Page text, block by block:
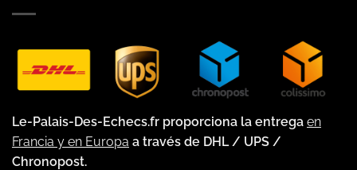
Le-Palais-Des-Echecs.fr proporciona la entrega en
Francia y en Europa a través de DHL / UPS /
Chronopost.